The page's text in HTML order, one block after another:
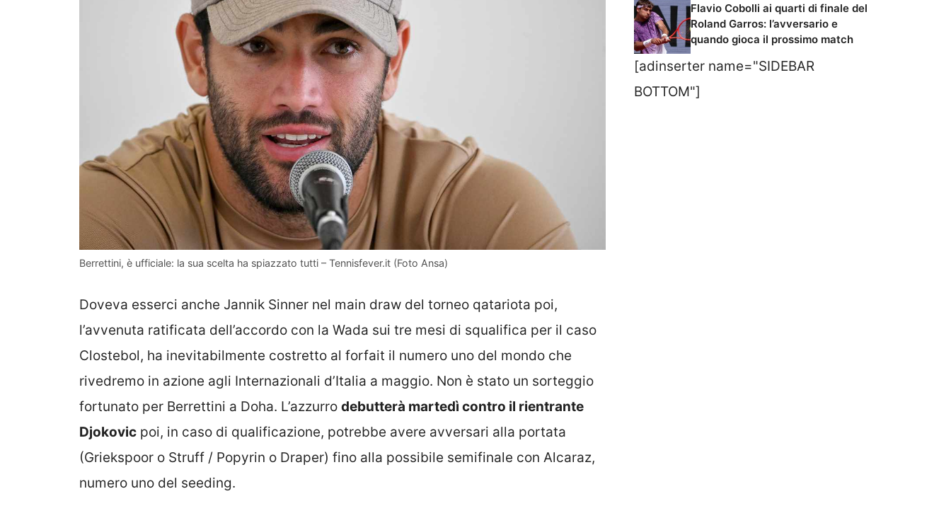
Berrettini, è ufficiale: la sua scelta ha spiazzato tutti – Tennisfever.it (Foto Ansa)
Doveva esserci anche Jannik Sinner nel main draw del torneo qatariota poi,
l’avvenuta ratificata dell’accordo con la Wada sui tre mesi di squalifica per il caso
Clostebol, ha inevitabilmente costretto al forfait il numero uno del mondo che
rivedremo in azione agli Internazionali d’Italia a maggio. Non è stato un sorteggio
fortunato per Berrettini a Doha. L’azzurro debutterà martedì contro il rientrante
Djokovic poi, in caso di qualificazione, potrebbe avere avversari alla portata
(Griekspoor o Struff / Popyrin o Draper) fino alla possibile semifinale con Alcaraz,
numero uno del seeding.
Flavio Cobolli ai quarti di finale del
Roland Garros: l’avversario e
quando gioca il prossimo match
[adinserter name="SIDEBAR
BOTTOM"]